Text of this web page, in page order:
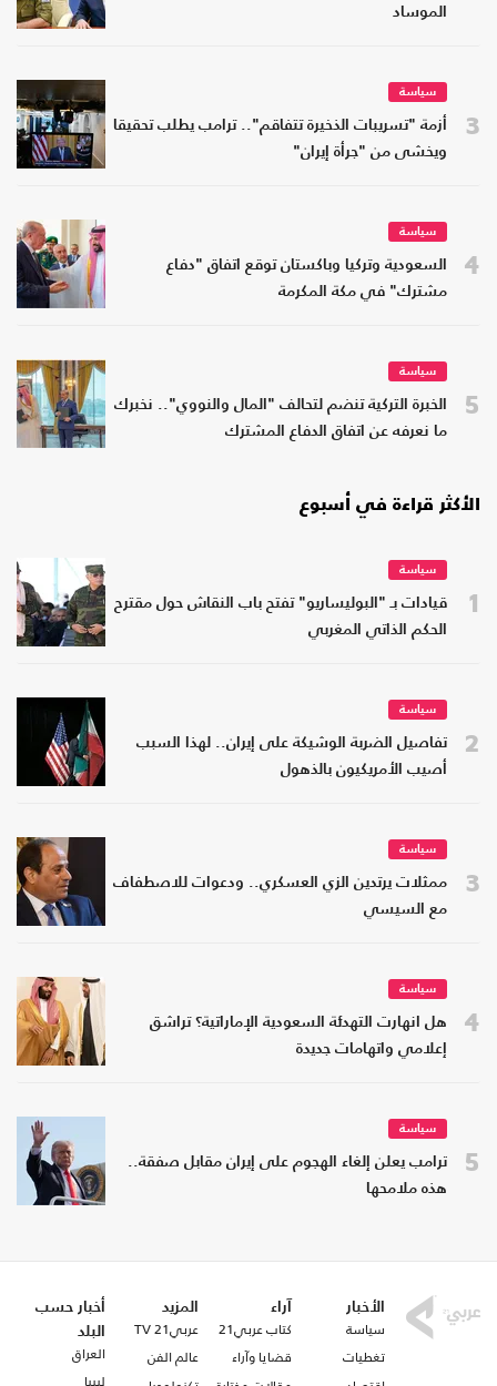
الموساد
3
سياسة
أزمة "تسريبات الذخيرة تتفاقم".. ترامب يطلب تحقيقا
ويخشى من "جرأة إيران"
4
سياسة
السعودية وتركيا وباكستان توقع اتفاق "دفاع
مشترك" في مكة المكرمة
5
سياسة
الخبرة التركية تنضم لتحالف "المال والنووي".. نخبرك
ما نعرفه عن اتفاق الدفاع المشترك
الأكثر قراءة في أسبوع
1
سياسة
قيادات بـ "البوليساريو" تفتح باب النقاش حول مقترح
الحكم الذاتي المغربي
2
سياسة
تفاصيل الضربة الوشيكة على إيران.. لهذا السبب
أصيب الأمريكيون بالذهول
3
سياسة
ممثلات يرتدين الزي العسكري.. ودعوات للاصطفاف
مع السيسي
4
سياسة
هل انهارت التهدئة السعودية الإماراتية؟ تراشق
إعلامي واتهامات جديدة
5
سياسة
ترامب يعلن إلغاء الهجوم على إيران مقابل صفقة..
هذه ملامحها
الأخبار
سياسة
تغطيات
آراء
كتاب عربي21
قضايا وآراء
المزيد
عربي21 TV
عالم الفن
أخبار حسب
البلد
العراق